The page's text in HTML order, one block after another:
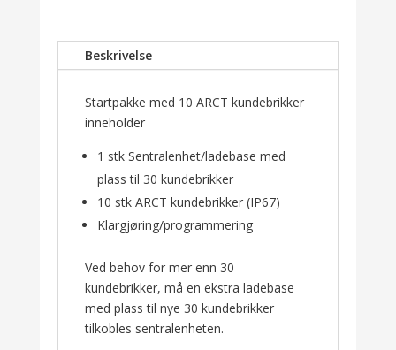
Beskrivelse
Startpakke med 10 ARCT kundebrikker
inneholder
1 stk Sentralenhet/ladebase med
plass til 30 kundebrikker
10 stk ARCT kundebrikker (IP67)
Klargjøring/programmering
Ved behov for mer enn 30
kundebrikker, må en ekstra ladebase
med plass til nye 30 kundebrikker
tilkobles sentralenheten.